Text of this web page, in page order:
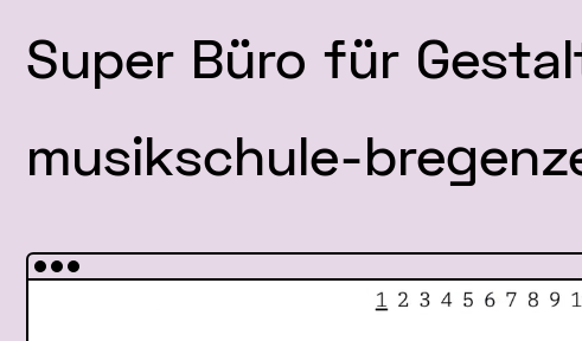
Super Büro für
musikschule-